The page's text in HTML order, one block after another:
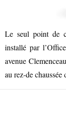
Le seul point de
installé par
avenue
au rez-de